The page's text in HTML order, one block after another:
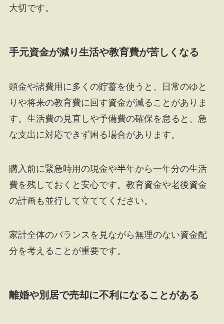
大切です。
手元資金が減り生活や教育費が苦しくなる
頭金や諸費用に多くの貯蓄を使うと、日常のゆと
りや将来の教育費に回す資金が減ることがありま
す。生活費の見直しや予備費の確保を怠ると、急
な支出に対応できず困る場合があります。
購入前に緊急時用の現金や半年から一年分の生活
費を残しておくと安心です。教育資金や老後資金
の計画も並行して立ててください。
家計全体のバランスを見ながら無理のない資金配
分を考えることが重要です。
離婚や別居で売却に不利になることがある